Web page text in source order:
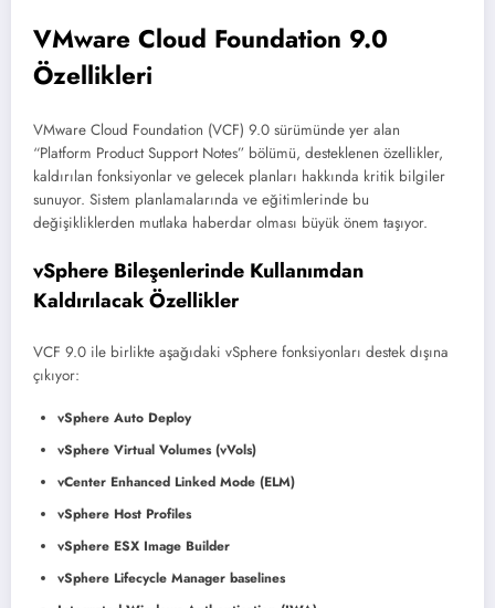
VMware Cloud Foundation 9.0
Özellikleri
VMware Cloud Foundation (VCF) 9.0 sürümünde yer alan
“Platform Product Support Notes” bölümü, desteklenen özellikler,
kaldırılan fonksiyonlar ve gelecek planları hakkında kritik bilgiler
sunuyor. Sistem planlamalarında ve eğitimlerinde bu
değişikliklerden mutlaka haberdar olması büyük önem taşıyor.
vSphere Bileşenlerinde Kullanımdan
Kaldırılacak Özellikler
VCF 9.0 ile birlikte aşağıdaki vSphere fonksiyonları destek dışına
çıkıyor:
vSphere Auto Deploy
vSphere Virtual Volumes (vVols)
vCenter Enhanced Linked Mode (ELM)
vSphere Host Profiles
vSphere ESX Image Builder
vSphere Lifecycle Manager baselines